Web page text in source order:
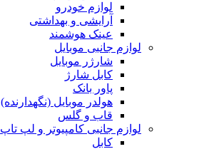
لوازم خودرو
آرایشی و بهداشتی
عینک هوشمند
لوازم جانبی موبایل
شارژر موبایل
کابل شارژ
پاور بانک
هولدر موبایل (نگهدارنده)
قاب و گلس
لوازم جانبی کامپیوتر و لپ تاپ
کابل